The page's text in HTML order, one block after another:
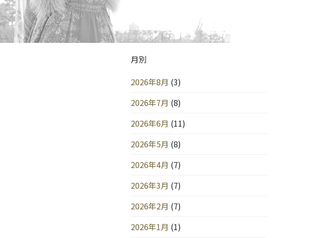
月別
2026年8月 (3)
2026年7月 (8)
2026年6月 (11)
2026年5月 (8)
2026年4月 (7)
2026年3月 (7)
2026年2月 (7)
2026年1月 (1)